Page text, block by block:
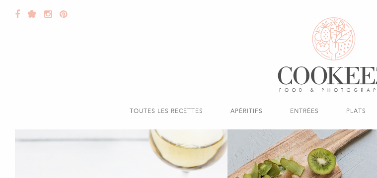
TOUTES LES RECETTES APÉRITIFS ENTRÉES PLATS